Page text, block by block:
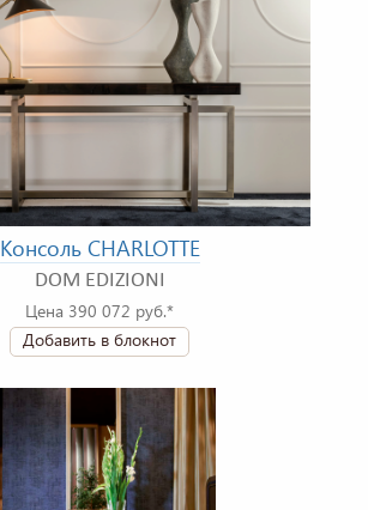
Консоль CHARLOTTE
DOM EDIZIONI
Цена 390 072 руб.*
Добавить в блокнот